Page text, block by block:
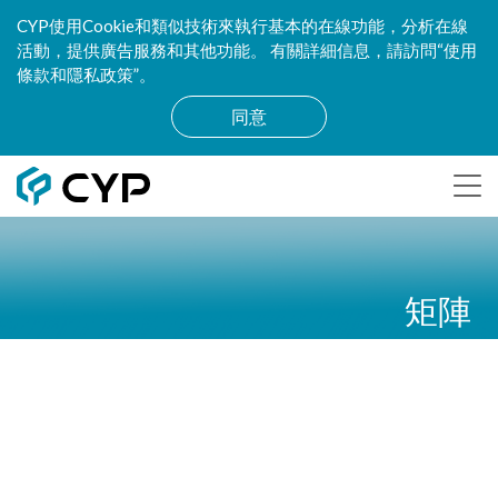
CYP使用Cookie和類似技術來執行基本的在線功能，分析在線
活動，提供廣告服務和其他功能。 有關詳細信息，請訪問“使用
條款和隱私政策”。
同意
矩陣